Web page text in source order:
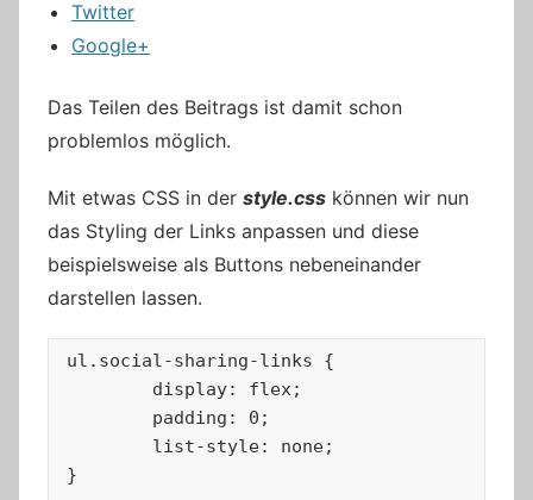
Twitter
Google+
Das Teilen des Beitrags ist damit schon
problemlos möglich.
Mit etwas CSS in der style.css können wir nun
das Styling der Links anpassen und diese
beispielsweise als Buttons nebeneinander
darstellen lassen.
ul.social-sharing-links {
}